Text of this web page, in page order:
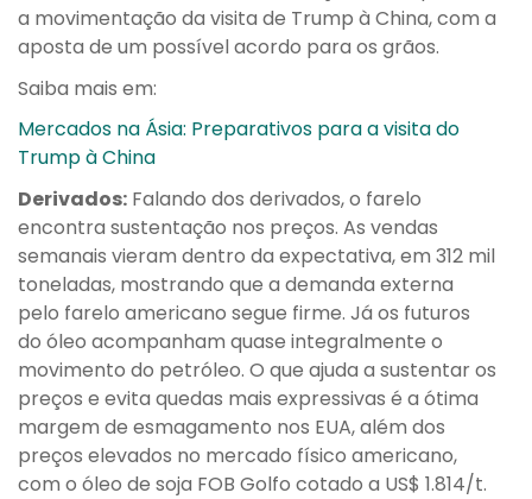
a movimentação da visita de Trump à China, com a
aposta de um possível acordo para os grãos.
Saiba mais em:
Mercados na Ásia: Preparativos para a visita do
Trump à China
Derivados: Falando dos derivados, o farelo
encontra sustentação nos preços. As vendas
semanais vieram dentro da expectativa, em 312 mil
toneladas, mostrando que a demanda externa
pelo farelo americano segue firme. Já os futuros
do óleo acompanham quase integralmente o
movimento do petróleo. O que ajuda a sustentar os
preços e evita quedas mais expressivas é a ótima
margem de esmagamento nos EUA, além dos
preços elevados no mercado físico americano,
com o óleo de soja FOB Golfo cotado a US$ 1.814/t.